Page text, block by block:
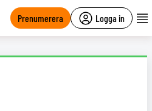
Prenumerera Logga in